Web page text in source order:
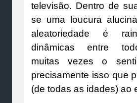
televisão. Dentro de
se uma loucura
aleatoriedade é
dinâmicas entre
muitas vezes o
precisamente isso que
(de todas as idades) ao